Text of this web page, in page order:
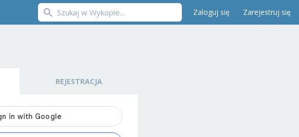
Zaloguj się Zarejestruj się
REJESTRACJA